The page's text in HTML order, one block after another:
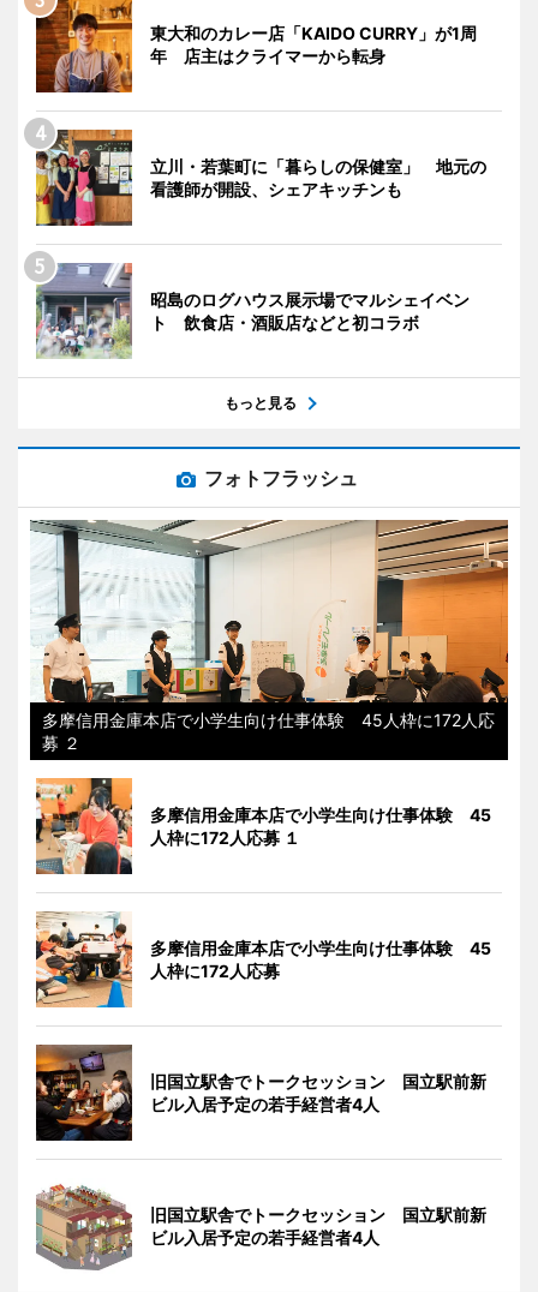
東大和のカレー店「KAIDO CURRY」が1周
年 店主はクライマーから転身
立川・若葉町に「暮らしの保健室」 地元の
看護師が開設、シェアキッチンも
昭島のログハウス展示場でマルシェイベン
ト 飲食店・酒販店などと初コラボ
もっと見る
フォトフラッシュ
多摩信用金庫本店で小学生向け仕事体験 45人枠に172人応
募 ２
多摩信用金庫本店で小学生向け仕事体験 45
人枠に172人応募 １
多摩信用金庫本店で小学生向け仕事体験 45
人枠に172人応募
旧国立駅舎でトークセッション 国立駅前新
ビル入居予定の若手経営者4人
旧国立駅舎でトークセッション 国立駅前新
ビル入居予定の若手経営者4人